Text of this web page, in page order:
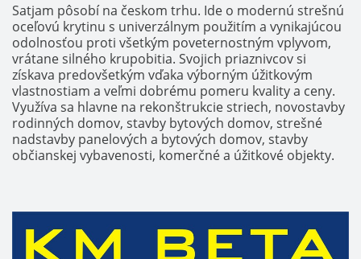
Satjam pôsobí na českom trhu. Ide o modernú strešnú
oceľovú krytinu s univerzálnym použitím a vynikajúcou
odolnosťou proti všetkým poveternostným vplyvom,
vrátane silného krupobitia. Svojich priaznivcov si
získava predovšetkým vďaka výborným úžitkovým
vlastnostiam a veľmi dobrému pomeru kvality a ceny.
Využíva sa hlavne na rekonštrukcie striech, novostavby
rodinných domov, stavby bytových domov, strešné
nadstavby panelových a bytových domov, stavby
občianskej vybavenosti, komerčné a úžitkové objekty.